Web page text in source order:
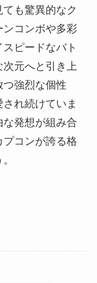
も驚異的なク
コンボや多彩
ピードなバト
元へと引き上
強烈な個性
れ続けていま
発想が組み合
コンが誇る格